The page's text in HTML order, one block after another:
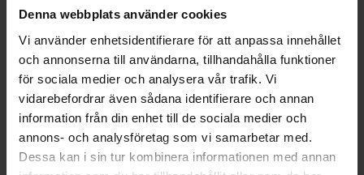
Denna webbplats använder cookies
Vi använder enhetsidentifierare för att anpassa innehållet
och annonserna till användarna, tillhandahålla funktioner
för sociala medier och analysera vår trafik. Vi
vidarebefordrar även sådana identifierare och annan
information från din enhet till de sociala medier och
annons- och analysföretag som vi samarbetar med.
Dessa kan i sin tur kombinera informationen med annan
Dragvikt bromsat 12%
Total tågvikt
BMW
Carl-Johan
Berglund
Säljare
Nissan, MG
och Hyundai
Alexander
Karlsson
Säljare
MG